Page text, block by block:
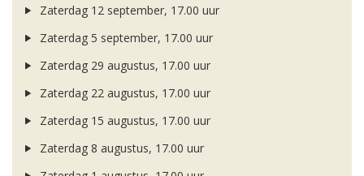
Zaterdag 12 september, 17.00 uur
Zaterdag 5 september, 17.00 uur
Zaterdag 29 augustus, 17.00 uur
Zaterdag 22 augustus, 17.00 uur
Zaterdag 15 augustus, 17.00 uur
Zaterdag 8 augustus, 17.00 uur